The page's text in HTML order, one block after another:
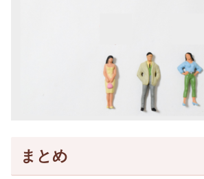
まとめ